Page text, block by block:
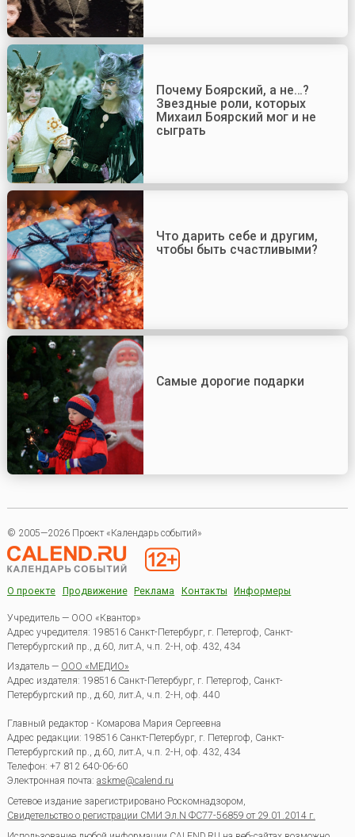
Почему Боярский, а не…?
Звездные роли, которых
Михаил Боярский мог и не
сыграть
Что дарить себе и другим,
чтобы быть счастливыми?
Самые дорогие подарки
© 2005—2026 Проект «Календарь событий»
О проекте Продвижение Реклама Контакты Информеры
Учредитель — ООО «Квантор»
Адрес учредителя: 198516 Санкт-Петербург, г. Петергоф, Санкт-
Петербургский пр., д.60, лит.А, ч.п. 2-Н, оф. 432, 434
Издатель — ООО «МЕДИО»
Адрес издателя: 198516 Санкт-Петербург, г. Петергоф, Санкт-
Петербургский пр., д.60, лит.А, ч.п. 2-Н, оф. 440
Главный редактор - Комарова Мария Сергеевна
Адрес редакции: 198516 Санкт-Петербург, г. Петергоф, Санкт-
Петербургский пр., д.60, лит.А, ч.п. 2-Н, оф. 432, 434
Телефон: +7 812 640-06-60
Электронная почта: askme@calend.ru
Сетевое издание зарегистрировано Роскомнадзором,
Свидетельство о регистрации СМИ Эл.N ФС77-56859 от 29.01.2014 г.